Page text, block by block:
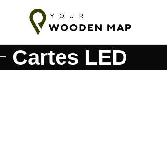
pays baltes
Cartes LED